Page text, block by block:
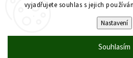
vyjadřujete souhlas s jejich
Nastavení
Souhlasím
Professor Onyx.